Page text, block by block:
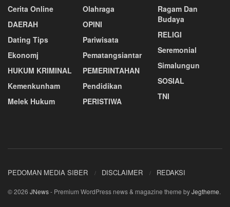
Cerita Online
DAERAH
Dating Tips
Ekonomj
HUKUM KRIMINAL
Kemenkunham
Melek Hukum
Olahraga
OPINI
Pariwisata
Pematangsiantar
PEMERINTAHAN
Pendidikan
PERISTIWA
Ragam Dan
Budaya
RELIGI
Seremonial
Simalungun
SOSIAL
TNI
PEDOMAN MEDIA SIBER DISCLAIMER REDAKSI
© 2026 JNews- Premium WordPress news & magazine theme byJegtheme.